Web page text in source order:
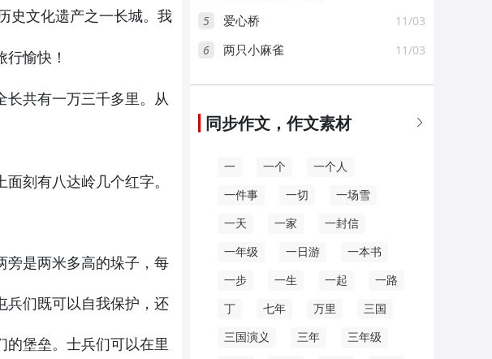
史文化遗产之一长城。我
愉快！
长共有一万三千多里。从
刻有八达岭几个红字。
是两米多高的垛子，每
兵们既可以自我保护，还
堡垒。士兵们可以在里
5 11/03
爱心桥
6 11/03
两只小麻雀

同步作文，作文素材
一 一个 一个人
一件事 一切 一场雪
一天 一家 一封信
一年级 一日游 一本书
一步 一生 一起 一路
丁 七年 万里 三国
三国演义 三年 三年级